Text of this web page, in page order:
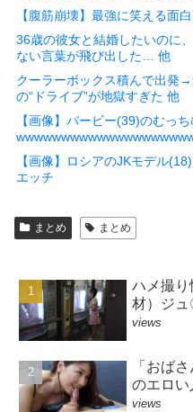
【腹筋崩壊】最強に笑える面
36歳の彼女と結婚したいのに
ない言葉が飛び出した… 他
クーラーボックス積んで出発
の“ドライブ”が地獄すぎた 他
【画像】バービー(39)のむっ
【画像】ロシアのJKモデル
エッチ
まとめ まとめ
ハメ撮
材）ジ
views
「おば
のエロい
views